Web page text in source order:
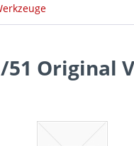
Original